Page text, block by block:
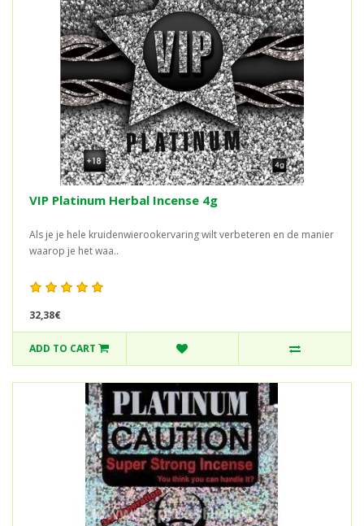
VIP Platinum Herbal Incense 4g
Als je je hele kruidenwierookervaring wilt verbeteren en de manier
waarop je het waa..
32,38€
ADD TO CART